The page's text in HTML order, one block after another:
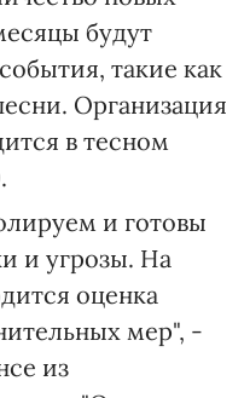
будут
такие как
Организация
в тесном
и готовы
и угрозы. На
оценка
мер", -
из